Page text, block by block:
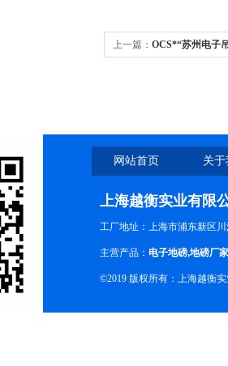
上一篇： OCS*“苏州电子
网站首页 关
上海越衡实业有限
工厂地址：上海市浦东新区川
主营产品： 电子地磅,地磅厂家
©2019 版权所有：上海越衡